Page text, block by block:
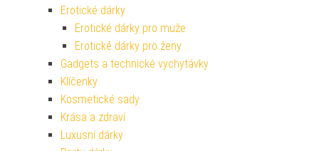
Erotické dárky
Erotické dárky pro muže
Erotické dárky pro ženy
Gadgets a technické vychytávky
Klíčenky
Kosmetické sady
Krása a zdraví
Luxusní dárky